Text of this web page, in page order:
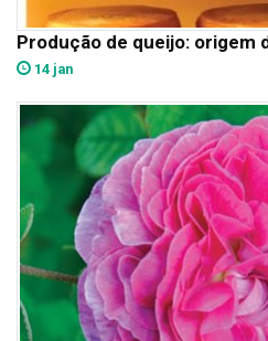
Produção de queijo: origem
14 jan